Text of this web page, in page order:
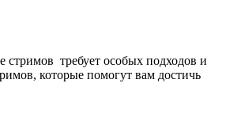
стримов требует особых подходов и
которые помогут вам достичь